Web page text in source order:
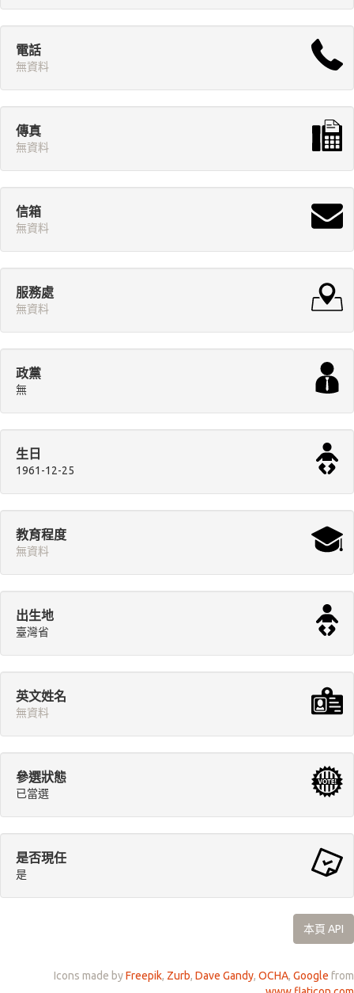
電話
無資料
傳真
無資料
信箱
無資料
服務處
無資料
政黨
無
生日
1961-12-25
教育程度
無資料
出生地
臺灣省
英文姓名
無資料
參選狀態
已當選
是否現任
是
本頁 API
Icons made byFreepik, Zurb, Dave Gandy, OCHA, Google from